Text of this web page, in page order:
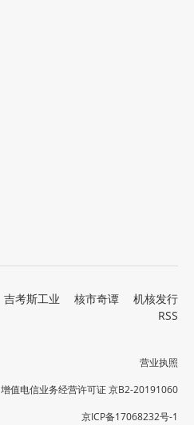
吉考斯工业 核市奇谭
机核发行
RSS
营业执照
增值电信业务经营许可证 京B2-20191060
京ICP备17068232号-1